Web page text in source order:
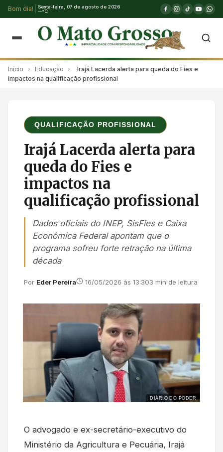
Bom dia!
Sexta-feira, 07 de agosto de 2026
--°C
Início › Educação ›
Irajá Lacerda alerta para queda do Fies e
impactos na qualificação profissional
QUALIFICAÇÃO PROFISSIONAL
Irajá Lacerda alerta para
queda do Fies e
impactos na
qualificação profissional
Dados oficiais do INEP, SisFies e Caixa
Econômica Federal apontam que o
programa sofreu forte retração na última
década
Por Eder Pereira 16/05/2026 às 13:303 min de leitura
DIÁRIO DO PODER
O advogado e ex-secretário-executivo do
Ministério da Agricultura e Pecuária, Irajá